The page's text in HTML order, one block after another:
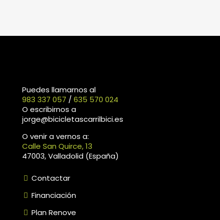
Puedes llamarnos al
983 337 057 /635 570 024
O escribirnos a
jorge@bicicletascarrilbici.es
O venir a vernos a:
Calle San Quirce, 13
47003, Valladolid (España)
Contactar
Financiación
Plan Renove